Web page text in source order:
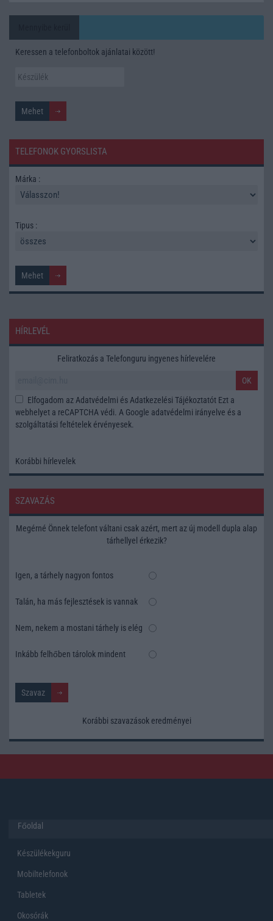
Keressen a telefonboltok ajánlatai között!
TELEFONOK GYORSLISTA
Márka :
Tipus :
HÍRLEVÉL
Feliratkozás a Telefonguru ingyenes hírlevelére
OK
Elfogadom az Adatvédelmi és Adatkezelési Tájékoztatót Ezt a
webhelyet a reCAPTCHA védi. A Google adatvédelmi irányelve és a
szolgáltatási feltételek érvényesek.
Korábbi hírlevelek
SZAVAZÁS
Megérné Önnek telefont váltani csak azért, mert az új modell dupla alap
tárhellyel érkezik?
Igen, a tárhely nagyon fontos
Talán, ha más fejlesztések is vannak
Nem, nekem a mostani tárhely is elég
Inkább felhőben tárolok mindent
Korábbi szavazások eredményei
Főoldal
Készülékekguru
Mobiltelefonok
Tabletek
Okosórák